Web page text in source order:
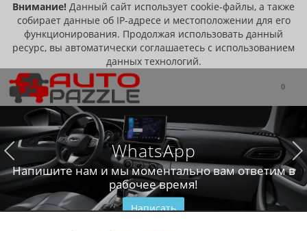
Внимание! Данный сайт использует cookie-файлы, а также
собирает данные об IP-адресе и местоположении для его
функционирования. Продолжая использовать данный
ресурс, вы автоматически соглашаетесь с использованием
данных технологий.
0
WhatsApp
Напишите нам и мы моментально вам ответим в
рабочее время!
Написать